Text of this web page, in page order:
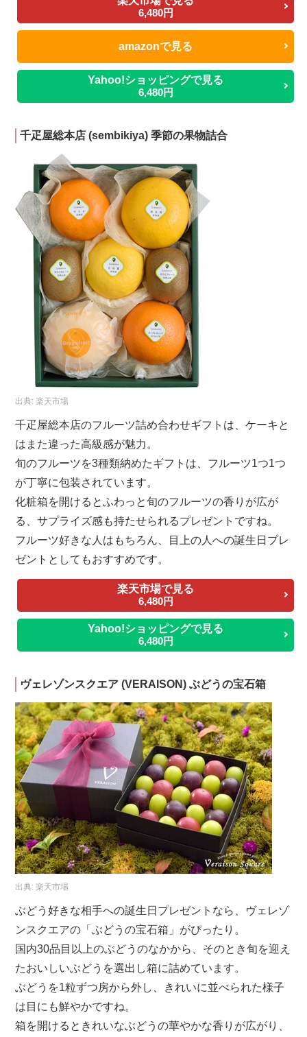
6,480円
amazonで見る
Yahoo!ショッピングで見る
6,480円
千疋屋総本店 (sembikiya) 季節の果物詰合
出典:楽天市場
千疋屋総本店のフルーツ詰め合わせギフトは、ケーキと
はまた違った高級感が魅力。
旬のフルーツを3種類納めたギフトは、フルーツ1つ1つ
が丁寧に包装されています。
化粧箱を開けるとふわっと旬のフルーツの香りが広が
る、サプライズ感も持たせられるプレゼントですね。
フルーツ好きな人はもちろん、目上の人への誕生日プレ
ゼントとしてもおすすめです。
楽天市場で見る
6,480円
Yahoo!ショッピングで見る
6,480円
ヴェレゾンスクエア (VERAISON) ぶどうの宝石箱
出典:楽天市場
ぶどう好きな相手への誕生日プレゼントなら、ヴェレゾ
ンスクエアの「ぶどうの宝石箱」がぴったり。
国内30品目以上のぶどうのなかから、そのとき旬を迎え
たおいしいぶどうを選出し箱に詰めています。
ぶどうを1粒ずつ房から外し、きれいに並べられた様子
は目にも鮮やかですね。
箱を開けるときれいなぶどうの華やかな香りが広がり、